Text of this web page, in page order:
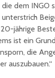
die dem INGO
jährige
ist ein
die
auszubauen.“